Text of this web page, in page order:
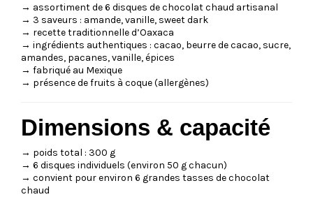
→ assortiment de 6 disques de chocolat chaud artisanal
→ 3 saveurs : amande, vanille, sweet dark
→ recette traditionnelle d’Oaxaca
→ ingrédients authentiques : cacao, beurre de cacao, sucre,
amandes, pacanes, vanille, épices
→ fabriqué au Mexique
→ présence de fruits à coque (allergènes)
Dimensions & capacité
→ poids total : 300 g
→ 6 disques individuels (environ 50 g chacun)
→ convient pour environ 6 grandes tasses de chocolat
chaud